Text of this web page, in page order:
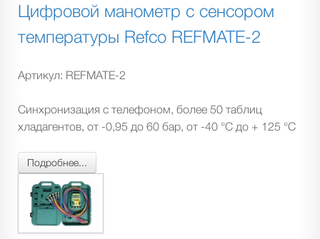
Цифровой манометр с сенсором
температуры Refco REFMATE-2
Артикул: REFMATE-2
Cинхронизация с телефоном, более 50 таблиц
хладагентов, от -0,95 до 60 бар, от -40 °C до + 125 °C
Подробнее...